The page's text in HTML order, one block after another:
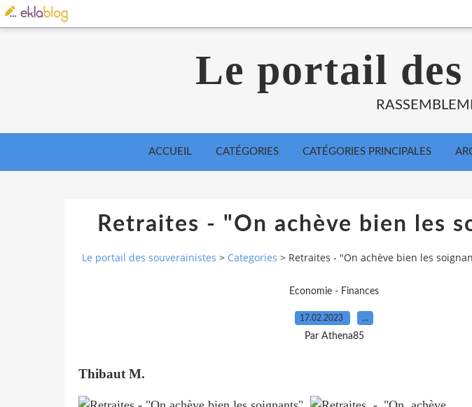
Le portail des
ACCUEIL CATÉGORIES CATÉGORIES PRINCIPALES
Retraites - "On achève bien les
Le portail des souverainistes > Categories > Retraites - "On achève bien les
Economie - Finances
17.02.2023 …
Par Athena85
Thibaut M.